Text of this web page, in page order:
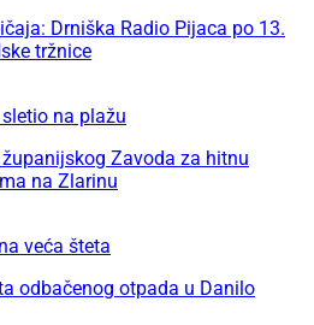
Drniška Radio Pijaca po 13.
tržnice
na plažu
Zavoda za hitnu
na Zlarinu
veća šteta
odbačenog otpada u Danilo